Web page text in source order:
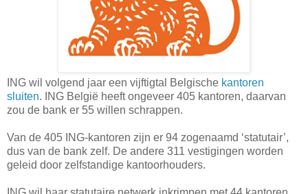
ING wil volgend jaar een vijftigtal Belgische kantoren
sluiten. ING België heeft ongeveer 405 kantoren, daarvan
zou de bank er 55 willen schrappen.
Van de 405 ING-kantoren zijn er 94 zogenaamd ‘statutair’,
dus van de bank zelf. De andere 311 vestigingen worden
geleid door zelfstandige kantoorhouders.